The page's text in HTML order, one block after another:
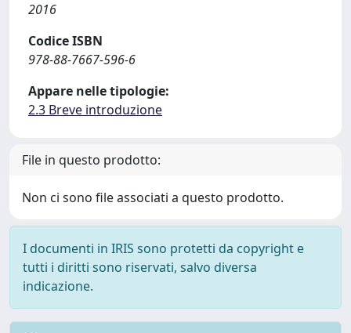
2016
Codice ISBN
978-88-7667-596-6
Appare nelle tipologie:
2.3 Breve introduzione
File in questo prodotto:
Non ci sono file associati a questo prodotto.
I documenti in IRIS sono protetti da copyright e
tutti i diritti sono riservati, salvo diversa
indicazione.